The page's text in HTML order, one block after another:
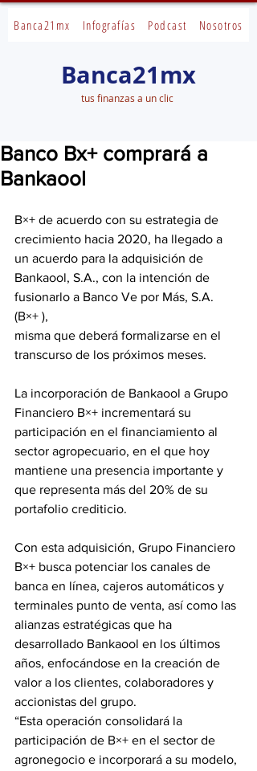
Banca21mx Infografías Podcast Nosotros
Banca21mx
tus finanzas a un clic
Banco Bx+ comprará a
Bankaool
B×+ de acuerdo con su estrategia de
crecimiento hacia 2020, ha llegado a
un acuerdo para la adquisición de
Bankaool, S.A., con la intención de
fusionarlo a Banco Ve por Más, S.A.
(B×+ ),
misma que deberá formalizarse en el
transcurso de los próximos meses.
La incorporación de Bankaool a Grupo
Financiero B×+ incrementará su
participación en el financiamiento al
sector agropecuario, en el que hoy
mantiene una presencia importante y
que representa más del 20% de su
portafolio crediticio.
Con esta adquisición, Grupo Financiero
B×+ busca potenciar los canales de
banca en línea, cajeros automáticos y
terminales punto de venta, así como las
alianzas estratégicas que ha
desarrollado Bankaool en los últimos
años, enfocándose en la creación de
valor a los clientes, colaboradores y
accionistas del grupo.
“Esta operación consolidará la
participación de B×+ en el sector de
agronegocio e incorporará a su modelo,